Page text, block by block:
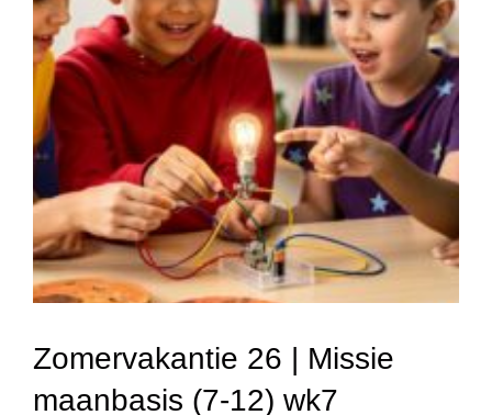
Zomervakantie 26 | Missie
maanbasis (7-12) wk7